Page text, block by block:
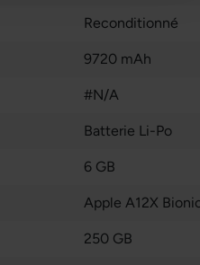
Reconditionné
9720 mAh
#N/A
Batterie Li-Po
6 GB
Apple A12X
250 GB